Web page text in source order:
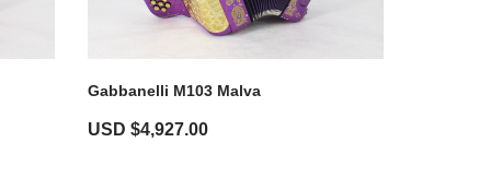
Gabbanelli M103 Malva
USD $4,927.00